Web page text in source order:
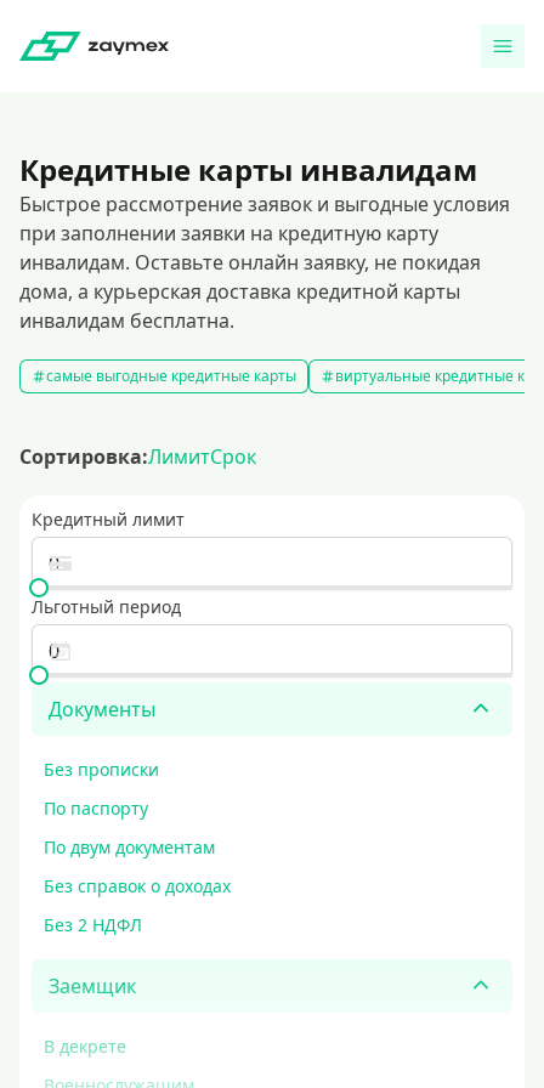
Кредитные карты инвалидам
Быстрое рассмотрение заявок и выгодные условия
при заполнении заявки на кредитную карту
инвалидам. Оставьте онлайн заявку, не покидая
дома, а курьерская доставка кредитной карты
инвалидам бесплатна.
самые выгодные кредитные карты виртуальные кредитные
Сортировка:ЛимитСрок
Кредитный лимит
Льготный период
Документы
Без прописки
По паспорту
По двум документам
Без справок о доходах
Без 2 НДФЛ
Заемщик
В декрете